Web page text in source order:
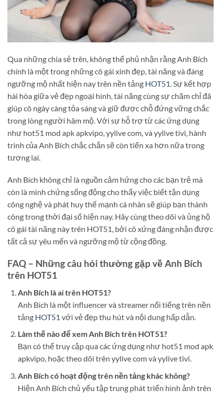
Qua những chia sẻ trên, không thể phủ nhận rằng Anh Bích
chính là một trong những cô gái xinh đẹp, tài năng và đáng
ngưỡng mộ nhất hiện nay trên nền tảng HOT51 . Sự kết hợp
hài hòa giữa vẻ đẹp ngoại hình, tài năng cùng sự chăm chỉ đã
giúp cô ngày càng tỏa sáng và giữ được chỗ đứng vững chắc
trong lòng người hâm mộ. Với sự hỗ trợ từ các ứng dụng
như hot51 mod apk apkvipo, yylive com, và yylive tivi, hành
trình của Anh Bích chắc chắn sẽ còn tiến xa hơn nữa trong
tương lai.
Anh Bích không chỉ là nguồn cảm hứng cho các bạn trẻ mà
còn là minh chứng sống động cho thấy việc biết tận dụng
công nghệ và phát huy thế mạnh cá nhân sẽ giúp bạn thành
công trong thời đại số hiện nay. Hãy cùng theo dõi và ủng hộ
cô gái tài năng này trên HOT51, bởi cô xứng đáng nhận được
tất cả sự yêu mến và ngưỡng mộ từ cộng đồng.
FAQ – Những câu hỏi thường gặp về Anh Bích
trên HOT51
Anh Bích là ai trên HOT51?
Anh Bích là một influencer và streamer nổi tiếng trên nền
tảng HOT51 với vẻ đẹp thu hút và nội dung hấp dẫn.
Làm thế nào để xem Anh Bích trên HOT51?
Bạn có thể truy cập qua các ứng dụng như hot51 mod apk
apkvipo, hoặc theo dõi trên yylive com và yylive tivi.
Anh Bích có hoạt động trên nền tảng khác không?
Hiện Anh Bích chủ yếu tập trung phát triển hình ảnh trên